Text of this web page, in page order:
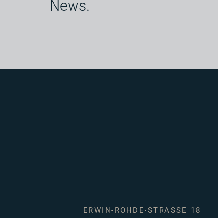
News.
ERWIN-ROHDE-STRASSE 18